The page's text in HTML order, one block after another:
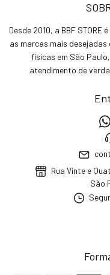
Desde 2010, a BBF
as marcas mais desejadas
físicas em São
atendimento de
Rua Vinte e
São